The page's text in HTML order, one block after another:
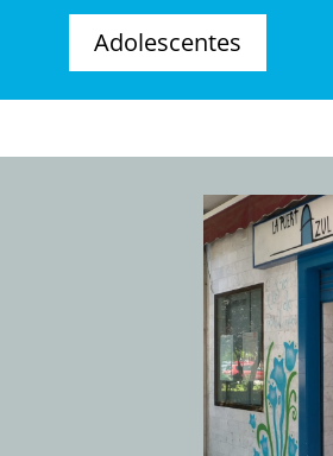
Adolescentes